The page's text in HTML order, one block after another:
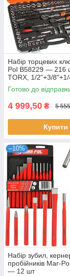
Набір торцевих
Pol B58229 — 216
TORX, 1/2"+3/8"+1/
тріскачки 72 зуба
Готово до
4 999,50 ₴ 5
Купити
–10%
Набір зубил,
пробійників Mar-
— 12 шт